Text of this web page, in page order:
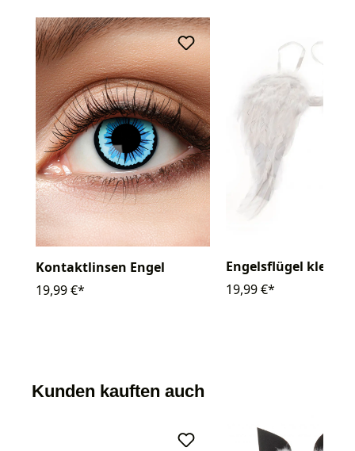
Kontaktlinsen Engel
19,99 €*
Engelsflügel klein
19,99 €*
Kunden kauften auch